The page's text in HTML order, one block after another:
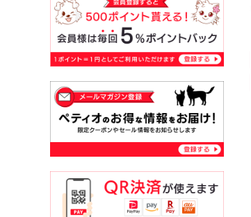
ドッグフード
ペットシーツ
おもちゃ
首輪・ハーネス・リード
ごはん・おやつ
ベッド・ハウス・マット
食器・給水器
替え・交換パーツ
プラクト
夜のお散歩特集
国産フード&おやつ特集
じゃらして遊ぶ
ショッピングガイド
返品・交換について